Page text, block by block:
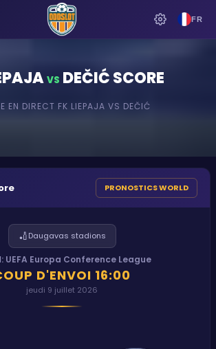
FR
VS DEČIĆSCORE
EN DIRECT FK LIEPAJA VS DEČIĆ
PRONOSTICS WORLD
🏏Daugavas stadions
: UEFA Europa Conference League
D'ENVOI 16:00
jeudi 9 juillet 2026